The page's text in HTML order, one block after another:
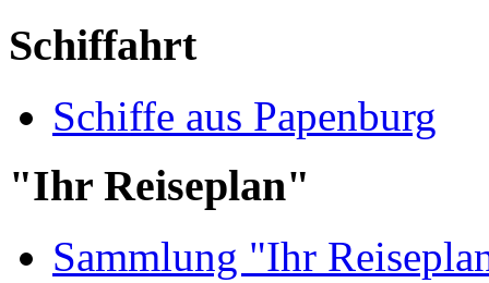
Schiffahrt
Schiffe aus Papenburg
"Ihr Reiseplan"
Sammlung "Ihr